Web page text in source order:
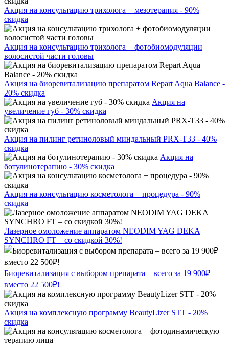
Акция на консультацию трихолога + мезотерапия - 90%
скидка
Акция на консультацию трихолога + фотобиомодуляции
волосистой части головы
Акция на биоревитализацию препаратом Repart Aqua Balance -
20% скидка
Акция на
увеличение губ - 30% скидка
Акция на пилинг ретиноловый миндальный PRX-T33 - 40%
скидка
Акция на
ботулинотерапию - 30% скидка
Акция на консультацию косметолога + процедура - 90%
скидка
Лазерное омоложение аппаратом NEODIM YAG DEKA
SYNCHRO FT – со скидкой 30%!
Биоревитализация с выбором препарата – всего за 19 900₽
вместо 22 500₽!
Акция на комплексную программу BeautyLizer STT - 20%
скидка